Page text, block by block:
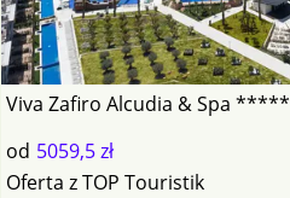
Viva Zafiro Alcudia & Spa *****
od 5059,5 zł
Oferta zTOP Touristik